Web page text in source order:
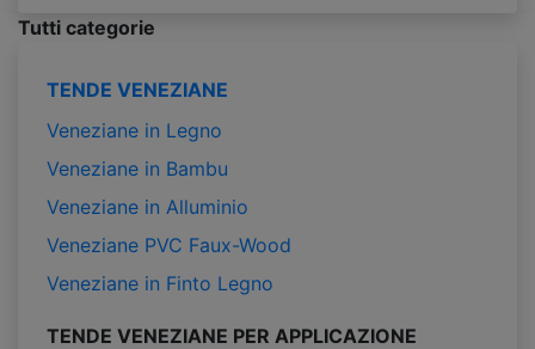
Tutti categorie
TENDE VENEZIANE
Veneziane in Legno
Veneziane in Bambu
Veneziane in Alluminio
Veneziane PVC Faux-Wood
Veneziane in Finto Legno
TENDE VENEZIANE PER APPLICAZIONE